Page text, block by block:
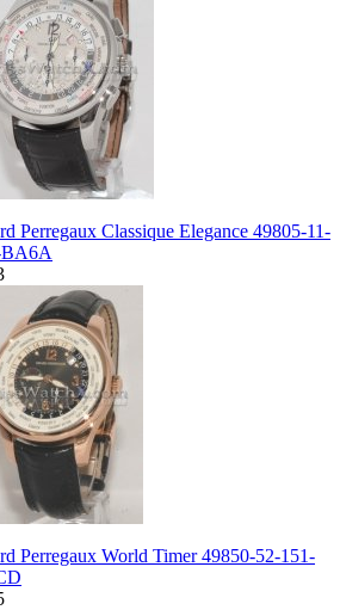
Perregaux Classique Elegance 49805-11-
BA6A
Perregaux World Timer 49850-52-151-